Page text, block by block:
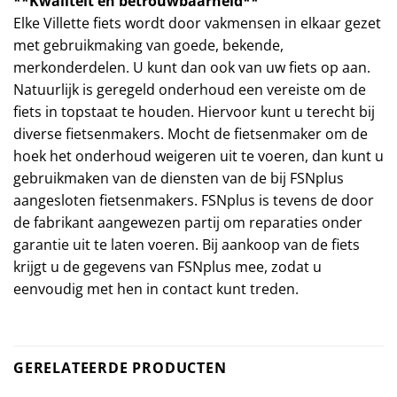
Elke Villette fiets wordt door vakmensen in elkaar gezet
met gebruikmaking van goede, bekende,
merkonderdelen. U kunt dan ook van uw fiets op aan.
Natuurlijk is geregeld onderhoud een vereiste om de
fiets in topstaat te houden. Hiervoor kunt u terecht bij
diverse fietsenmakers. Mocht de fietsenmaker om de
hoek het onderhoud weigeren uit te voeren, dan kunt u
gebruikmaken van de diensten van de bij FSNplus
aangesloten fietsenmakers. FSNplus is tevens de door
de fabrikant aangewezen partij om reparaties onder
garantie uit te laten voeren. Bij aankoop van de fiets
krijgt u de gegevens van FSNplus mee, zodat u
eenvoudig met hen in contact kunt treden.
GERELATEERDE PRODUCTEN